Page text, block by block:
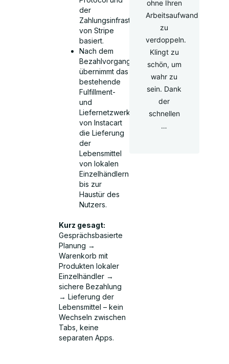
der
Zahlungsinfrastruktur
von Stripe
basiert.
Nach dem
Bezahlvorgang
übernimmt das
bestehende
Fulfillment-
und
Liefernetzwerk
von Instacart
die Lieferung
der
Lebensmittel
von lokalen
Einzelhändlern
bis zur
Haustür des
Nutzers.
Kurz gesagt:
Gesprächsbasierte
Planung →
Warenkorb mit
Produkten lokaler
Einzelhändler →
sichere Bezahlung
→ Lieferung der
Lebensmittel – kein
Wechseln zwischen
Tabs, keine
separaten Apps.
ohne Ihren
Arbeitsaufwand
zu
verdoppeln.
Klingt zu
schön, um
wahr zu
sein. Dank
der
schnellen
…